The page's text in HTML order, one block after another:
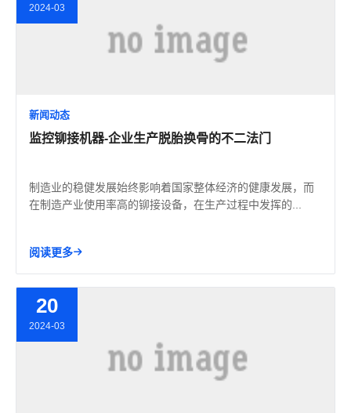
2024-03
新闻动态
监控铆接机器-企业生产脱胎换骨的不二法门
制造业的稳健发展始终影响着国家整体经济的健康发展，而
在制造产业使用率高的铆接设备，在生产过程中发挥的...
阅读更多
20
2024-03